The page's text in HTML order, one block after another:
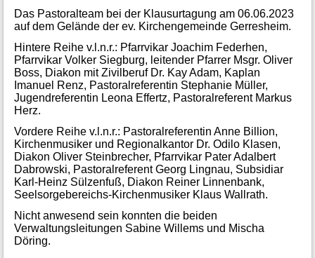
Das Pastoralteam bei der Klausurtagung am 06.06.2023
auf dem Gelände der ev. Kirchengemeinde Gerresheim.
Hintere Reihe v.l.n.r.: Pfarrvikar Joachim Federhen,
Pfarrvikar Volker Siegburg, leitender Pfarrer Msgr. Oliver
Boss, Diakon mit Zivilberuf Dr. Kay Adam, Kaplan
Imanuel Renz, Pastoralreferentin Stephanie Müller,
Jugendreferentin Leona Effertz, Pastoralreferent Markus
Herz.
Vordere Reihe v.l.n.r.: Pastoralreferentin Anne Billion,
Kirchenmusiker und Regionalkantor Dr. Odilo Klasen,
Diakon Oliver Steinbrecher, Pfarrvikar Pater Adalbert
Dabrowski, Pastoralreferent Georg Lingnau, Subsidiar
Karl-Heinz Sülzenfuß, Diakon Reiner Linnenbank,
Seelsorgebereichs-Kirchenmusiker Klaus Wallrath.
Nicht anwesend sein konnten die beiden
Verwaltungsleitungen Sabine Willems und Mischa
Döring.